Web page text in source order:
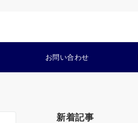
お問い合わせ
新着記事